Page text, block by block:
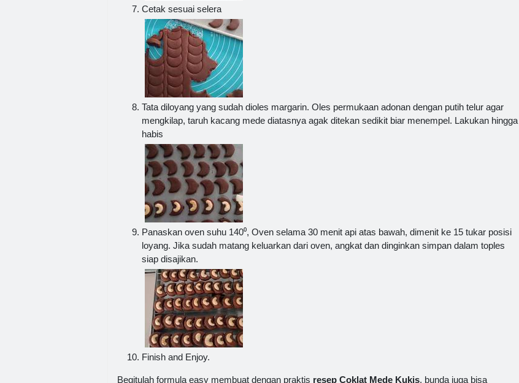
Cetak sesuai selera
Tata diloyang yang sudah dioles margarin. Oles permukaan adonan dengan putih telur agar
mengkilap, taruh kacang mede diatasnya agak ditekan sedikit biar menempel. Lakukan hingga
habis
Panaskan oven suhu 140⁰, Oven selama 30 menit api atas bawah, dimenit ke 15 tukar posisi
loyang. Jika sudah matang keluarkan dari oven, angkat dan dinginkan simpan dalam toples
siap disajikan.
Finish and Enjoy.
Begitulah formula easy membuat dengan praktis resep Coklat Mede Kukis, bunda juga bisa